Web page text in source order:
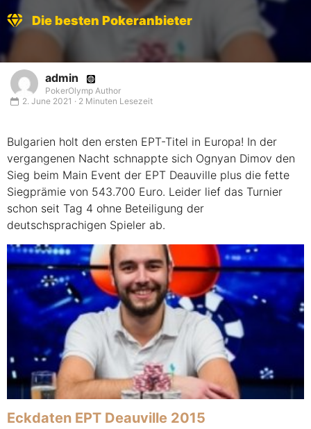
Die besten Pokeranbieter
admin
PokerOlymp Author
2. June 2021 · 2 Minuten Lesezeit
Bulgarien holt den ersten EPT-Titel in Europa! In der
vergangenen Nacht schnappte sich Ognyan Dimov den
Sieg beim Main Event der EPT Deauville plus die fette
Siegprämie von 543.700 Euro. Leider lief das Turnier
schon seit Tag 4 ohne Beteiligung der
deutschsprachigen Spieler ab.
Eckdaten EPT Deauville 2015